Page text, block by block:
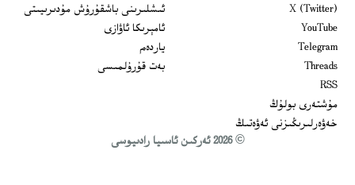
X (Twitter)
YouTube
Telegram
Threads
RSS
مۇشتەرى بولۇڭ
خەۋەرلىرىڭىزنى ئەۋەتىڭ
ئىشلىرىنى باشقۇرۇش مۇدىرىيىتى
ئامېرىكا ئاۋازى
ياردەم
بەت قۇرۇلمىسى
© 2026 ئەركىن ئاسىيا رادىيوسى